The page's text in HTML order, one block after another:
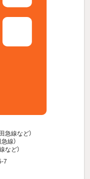
急線など）
線）
など）
7